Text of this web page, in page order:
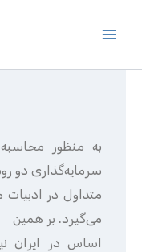
به منظور
سرمایه‌گذاری دو
متداول در ادبیات
می‌گیرد. بر همین
اساس در ایران